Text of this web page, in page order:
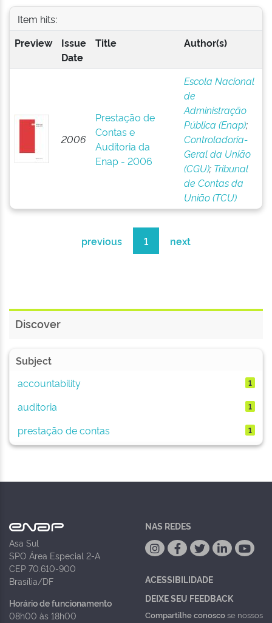
Item hits:
Preview
Issue
Date
Title Author(s)
2006
Prestação de
Contas e
Auditoria da
Enap - 2006
Escola Nacional
de
Administração
Pública (Enap);
Controladoria-
Geral da União
(CGU); Tribunal
de Contas da
União (TCU)
previous 1 next
Discover
Subject
accountability
1
auditoria 1
prestação de contas 1
Asa Sul
SPO Área Especial 2-A
CEP 70.610-900
Brasília/DF
Horário de funcionamento
08h00 às 18h00
NAS REDES
ACESSIBILIDADE
DEIXE SEU FEEDBACK
Compartilhe conoscose nossos